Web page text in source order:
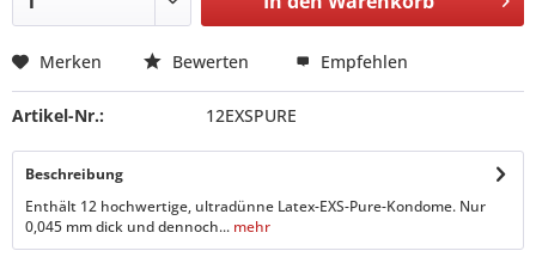
Merken Bewerten Empfehlen
Artikel-Nr.: 12EXSPURE
Beschreibung
Enthält 12 hochwertige, ultradünne Latex-EXS-Pure-Kondome. Nur
0,045 mm dick und dennoch... mehr